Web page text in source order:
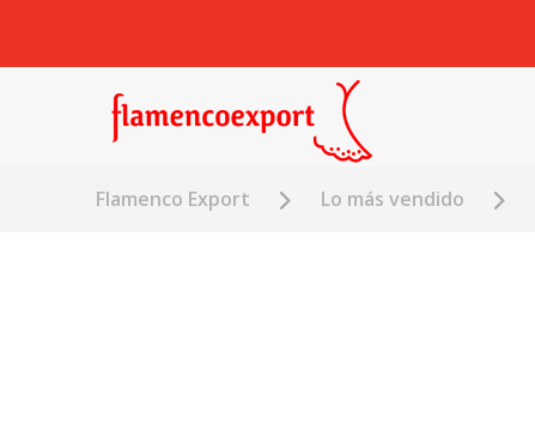
Flamenco Export Lo más vendido